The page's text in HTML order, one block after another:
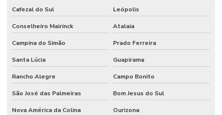
Cafezal do Sul Leópolis
Conselheiro Mairinck Atalaia
Campina do Simão Prado Ferreira
Santa Lúcia Guapirama
Rancho Alegre Campo Bonito
São José das Palmeiras Bom Jesus do Sul
Nova América da Colina Ourizona